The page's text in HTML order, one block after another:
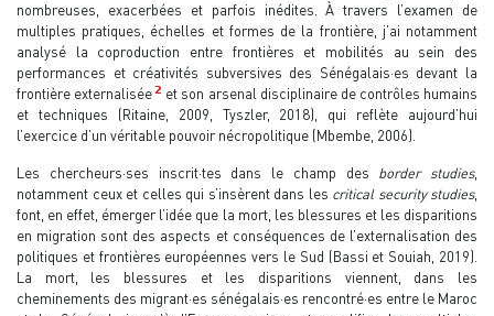
nombreuses, exacerbées et parfois inédites. À travers l’examen de
multiples pratiques, échelles et formes de la frontière, j’ai notamment
analysé la coproduction entre frontières et mobilités au sein des
performances et créativités subversives des Sénégalais·es devant la
frontière externalisée2 et son arsenal disciplinaire de contrôles humains
et techniques (Ritaine, 2009, Tyszler, 2018), qui reflète aujourd’hui
l’exercice d’un véritable pouvoir nécropolitique (Mbembe, 2006).
Les chercheurs·ses inscrit·tes dans le champ des border studies,
notamment ceux et celles qui s’insèrent dans les critical security studies,
font, en effet, émerger l’idée que la mort, les blessures et les disparitions
en migration sont des aspects et conséquences de l’externalisation des
politiques et frontières européennes vers le Sud (Bassi et Souiah, 2019).
La mort, les blessures et les disparitions viennent, dans les
cheminements des migrant·es sénégalais·es rencontré·es entre le Maroc